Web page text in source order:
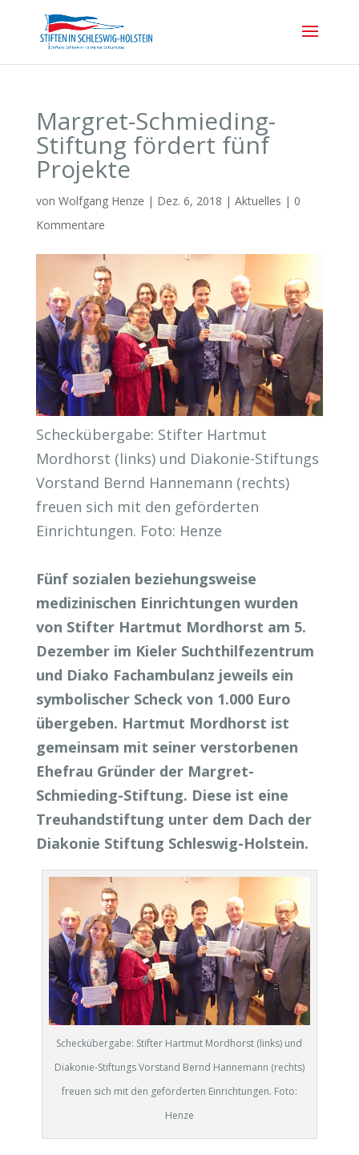
Margret-Schmieding-
Stiftung fördert fünf
Projekte
von Wolfgang Henze | Dez. 6, 2018 | Aktuelles | 0
Kommentare
Scheckübergabe: Stifter Hartmut
Mordhorst (links) und Diakonie-Stiftungs
Vorstand Bernd Hannemann (rechts)
freuen sich mit den geförderten
Einrichtungen. Foto: Henze
Fünf sozialen beziehungsweise
medizinischen Einrichtungen wurden
von Stifter Hartmut Mordhorst am 5.
Dezember im Kieler Suchthilfezentrum
und Diako Fachambulanz jeweils ein
symbolischer Scheck von 1.000 Euro
übergeben. Hartmut Mordhorst ist
gemeinsam mit seiner verstorbenen
Ehefrau Gründer der Margret-
Schmieding-Stiftung. Diese ist eine
Treuhandstiftung unter dem Dach der
Diakonie Stiftung Schleswig-Holstein.
Scheckübergabe: Stifter Hartmut Mordhorst (links) und
Diakonie-Stiftungs Vorstand Bernd Hannemann (rechts)
freuen sich mit den geförderten Einrichtungen. Foto:
Henze